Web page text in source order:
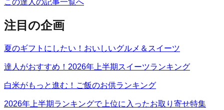
注目の企画
夏のギフトにしたい！おいしいグルメ＆スイーツ
達人がおすすめ！2026年上半期スイーツランキング
白米がもっと進む！ご飯のお供ランキング
2026年上半期ランキングで上位に入ったお取り寄せ特集